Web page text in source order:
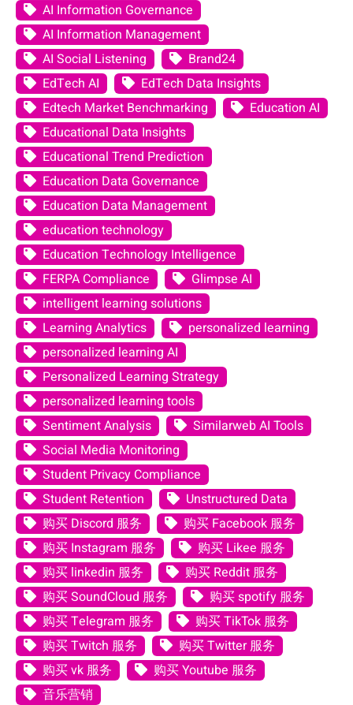
AI Information Governance
AI Information Management
AI Social Listening
Brand24
EdTech AI
EdTech Data Insights
Edtech Market Benchmarking
Education AI
Educational Data Insights
Educational Trend Prediction
Education Data Governance
Education Data Management
education technology
Education Technology Intelligence
FERPA Compliance
Glimpse AI
intelligent learning solutions
Learning Analytics
personalized learning
personalized learning AI
Personalized Learning Strategy
personalized learning tools
Sentiment Analysis
Similarweb AI Tools
Social Media Monitoring
Student Privacy Compliance
Student Retention
Unstructured Data
购买 Discord 服务
购买 Facebook 服务
购买 Instagram 服务
购买 Likee 服务
购买 linkedin 服务
购买 Reddit 服务
购买 SoundCloud 服务
购买 spotify 服务
购买 Telegram 服务
购买 TikTok 服务
购买 Twitch 服务
购买 Twitter 服务
购买 vk 服务
购买 Youtube 服务
音乐营销